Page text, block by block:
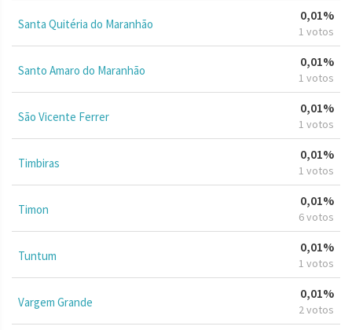
Santa Quitéria do Maranhão
0,01%
1 votos
Santo Amaro do Maranhão
0,01%
1 votos
São Vicente Ferrer
0,01%
1 votos
Timbiras
0,01%
1 votos
Timon
0,01%
6 votos
Tuntum
0,01%
1 votos
Vargem Grande
0,01%
2 votos